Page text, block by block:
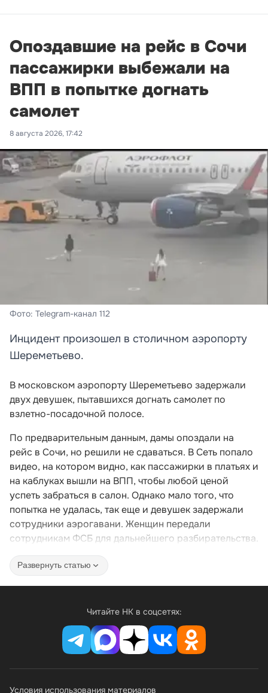
Опоздавшие на рейс в Сочи
пассажирки выбежали на
ВПП в попытке догнать
самолет
8 августа 2026, 17:42
Фото: Telegram-канал 112
Инцидент произошел в столичном аэропорту
Шереметьево.
В московском аэропорту Шереметьево задержали
двух девушек, пытавшихся догнать самолет по
взлетно-посадочной полосе.
По предварительным данным, дамы опоздали на
рейс в Сочи, но решили не сдаваться. В Сеть попало
видео, на котором видно, как пассажирки в платьях и
на каблуках вышли на ВПП, чтобы любой ценой
успеть забраться в салон. Однако мало того, что
попытка не удалась, так еще и девушек задержали
сотрудники аэрогавани. Женщин передали
сотрудникам ФСБ для дальнейшего разбирательства.
Развернуть статью
Читайте НК в соцсетях:
Условия использования материалов